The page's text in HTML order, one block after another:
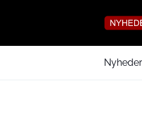
Nyheder